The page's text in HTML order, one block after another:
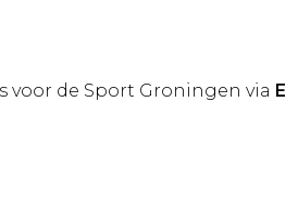
voor de Sport Groningen via E